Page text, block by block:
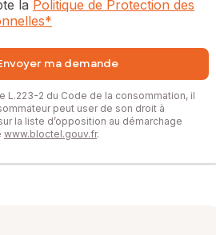
la Politique de Protection des
*
ma demande
L.223-2 du Code de la consommation, il
peut user de son droit à
la liste d’opposition au démarchage
www.bloctel.gouv.fr.